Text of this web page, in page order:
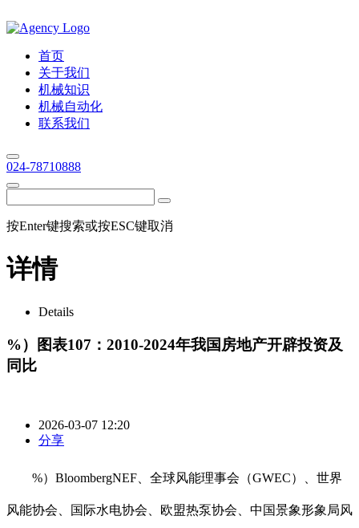
首页
关于我们
机械知识
机械自动化
联系我们
024-78710888
按Enter键搜索或按ESC键取消
详情
Details
%）图表107：2010-2024年我国房地产开辟投资及
同比
2026-03-07 12:20
分享
%）BloombergNEF、全球风能理事会（GWEC）、世界
风能协会、国际水电协会、欧盟热泵协会、中国景象形象局风